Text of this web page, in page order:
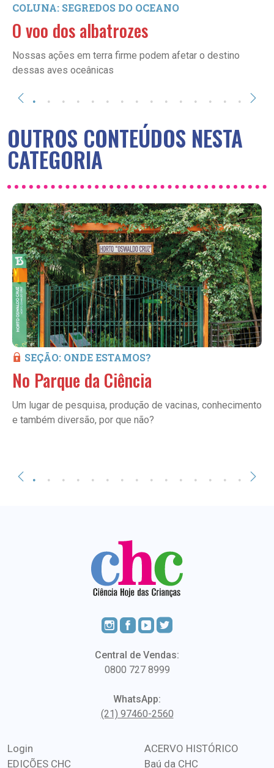
COLUNA: SEGREDOS DO OCEANO
O voo dos albatrozes
Nossas ações em terra firme podem afetar o destino
dessas aves oceânicas
OUTROS CONTEÚDOS NESTA
CATEGORIA
SEÇÃO: ONDE ESTAMOS?
No Parque da Ciência
Um lugar de pesquisa, produção de vacinas, conhecimento
e também diversão, por que não?
Central de Vendas:
0800 727 8999
WhatsApp:
(21) 97460-2560
Login
EDIÇÕES CHC
ACERVO HISTÓRICO
Baú da CHC